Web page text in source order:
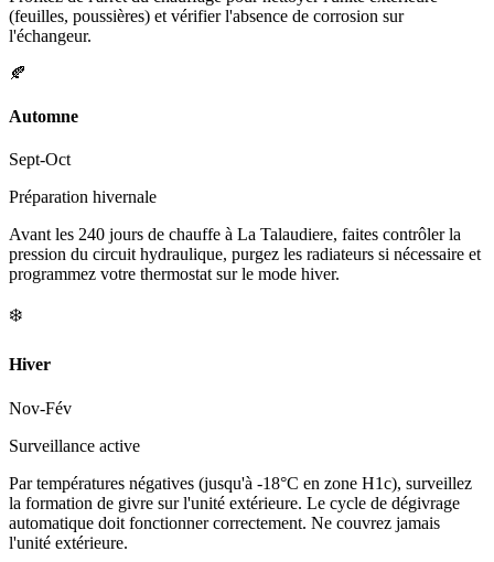
(feuilles, poussières) et vérifier l'absence de corrosion sur
l'échangeur.
🍂
Automne
Sept-Oct
Préparation hivernale
Avant les 240 jours de chauffe à La Talaudiere, faites contrôler la
pression du circuit hydraulique, purgez les radiateurs si nécessaire et
programmez votre thermostat sur le mode hiver.
❄️
Hiver
Nov-Fév
Surveillance active
Par températures négatives (jusqu'à -18°C en zone H1c), surveillez
la formation de givre sur l'unité extérieure. Le cycle de dégivrage
automatique doit fonctionner correctement. Ne couvrez jamais
l'unité extérieure.